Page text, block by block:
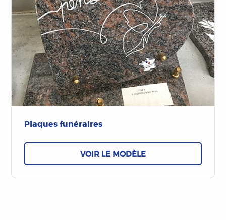
Plaques funéraires
VOIR LE MODÈLE